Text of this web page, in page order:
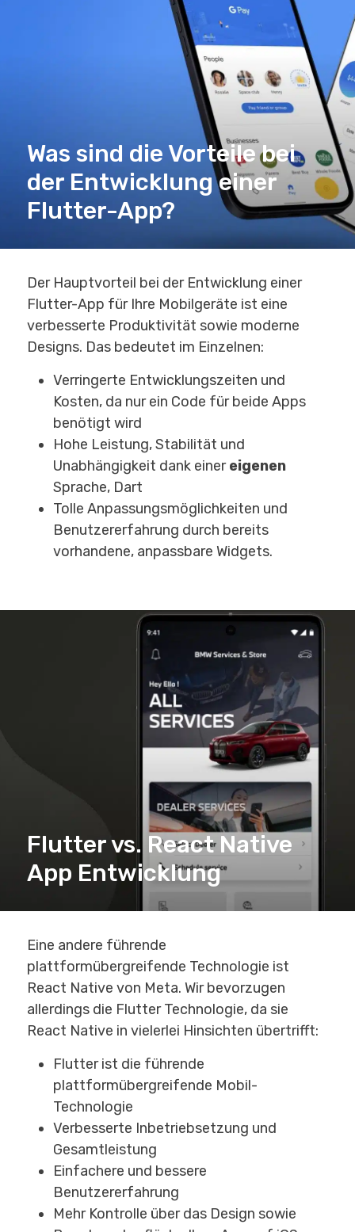
Was sind die Vorteile bei
der Entwicklung einer
Flutter-App?
Der Hauptvorteil bei der Entwicklung einer
Flutter-App für Ihre Mobilgeräte ist eine
verbesserte Produktivität sowie moderne
Designs. Das bedeutet im Einzelnen:
Verringerte Entwicklungszeiten und
Kosten, da nur ein Code für beide Apps
benötigt wird
Hohe Leistung, Stabilität und
Unabhängigkeit dank einereigenen
Sprache, Dart
Tolle Anpassungsmöglichkeiten und
Benutzererfahrung durch bereits
vorhandene, anpassbare Widgets.
Flutter vs. React Native
App Entwicklung
Eine andere führende
plattformübergreifende Technologie ist
React Native von Meta. Wir bevorzugen
allerdings die Flutter Technologie, da sie
React Native in vielerlei Hinsichten übertrifft:
Flutter ist die führende
plattformübergreifende Mobil-
Technologie
Verbesserte Inbetriebsetzung und
Gesamtleistung
Einfachere und bessere
Benutzererfahrung
Mehr Kontrolle über das Design sowie